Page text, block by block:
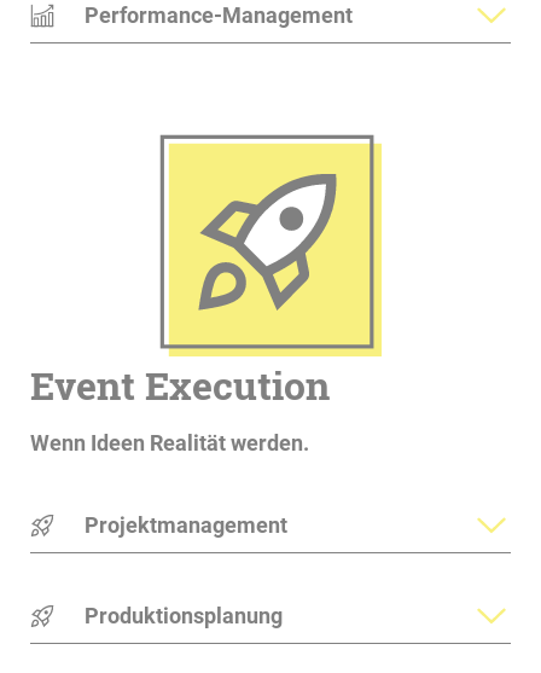
Performance-Management
Event Execution
Wenn Ideen Realität werden.
Projektmanagement
Produktionsplanung